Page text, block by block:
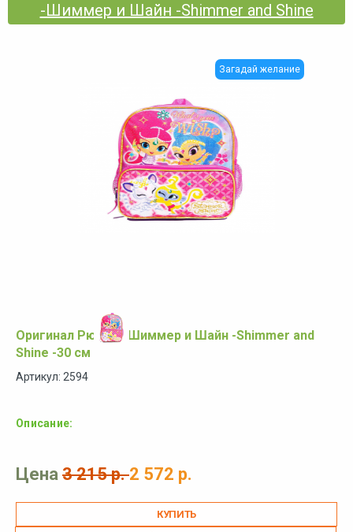
-Шиммер и Шайн -Shimmer and Shine
Загадай желание
Оригинал Рюкзак Шиммер и Шайн -Shimmer and
Shine -30 см
Артикул: 2594
Описание:
Цена 3 215 р.2 572 р.